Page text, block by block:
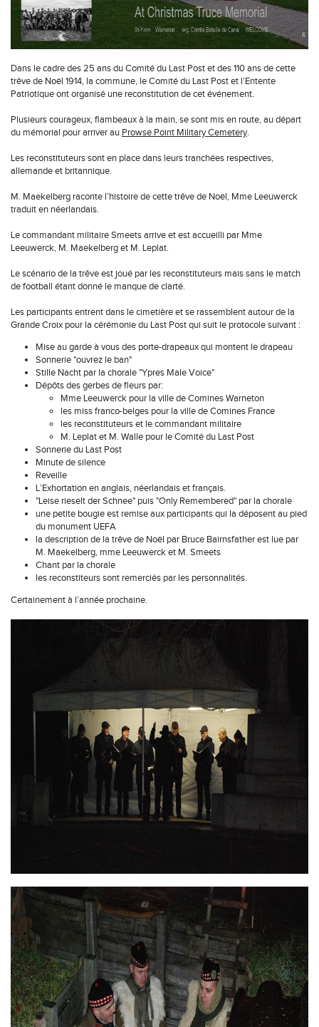
Dans le cadre des 25 ans du Comité du Last Post et des 110 ans de cette
trêve de Noël 1914, la commune, le Comité du Last Post et l’Entente
Patriotique ont organisé une reconstitution de cet événement.
Plusieurs courageux, flambeaux à la main, se sont mis en route, au départ
du mémorial pour arriver au Prowse Point Military Cemetery.
Les reconstituteurs sont en place dans leurs tranchées respectives,
allemande et britannique.
M. Maekelberg raconte l’histoire de cette trêve de Noël, Mme Leeuwerck
traduit en néerlandais.
Le commandant militaire Smeets arrive et est accueilli par Mme
Leeuwerck, M. Maekelberg et M. Leplat.
Le scénario de la trêve est joué par les reconstituteurs mais sans le match
de football étant donné le manque de clarté.
Les participants entrent dans le cimetière et se rassemblent autour de la
Grande Croix pour la cérémonie du Last Post qui suit le protocole suivant :
Mise au garde à vous des porte-drapeaux qui montent le drapeau
Sonnerie "ouvrez le ban"
Stille Nacht par la chorale "Ypres Male Voice"
Dépôts des gerbes de fleurs par:
Mme Leeuwerck pour la ville de Comines Warneton
les miss franco-belges pour la ville de Comines France
les reconstituteurs et le commandant militaire
M. Leplat et M. Walle pour le Comité du Last Post
Sonnerie du Last Post
Minute de silence
Reveille
L’Exhortation en anglais, néerlandais et français.
"Leise rieselt der Schnee" puis "Only Remembered" par la chorale
une petite bougie est remise aux participants qui la déposent au pied
du monument UEFA
la description de la trêve de Noël par Bruce Bairnsfather est lue par
M. Maekelberg, mme Leeuwerck et M. Smeets
Chant par la chorale
les reconstiteurs sont remerciés par les personnalités.
Certainement à l’année prochaine.